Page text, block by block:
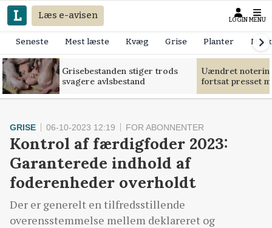
Læs e-avisen LOGIN MENU
Seneste Mest læste Kvæg Grise Planter
Grisebestanden stiger trods
svagere avlsbestand
Uændret
fortsat presset
GRISE 06-10-2023 12:19 FOR ABONNENTER
Kontrol af færdigfoder 2023:
Garanterede indhold af
foderenheder overholdt
Der er generelt en tilfredsstillende
overensstemmelse mellem deklareret og